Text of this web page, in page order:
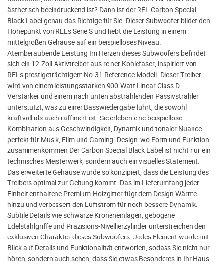
ästhetisch beeindruckend ist? Dann ist der REL Carbon Special
Black Label genau das Richtige für Sie. Dieser Subwoofer bildet den
Höhepunkt von RELs Serie S und hebt die Leistung in einem
mittelgroßen Gehäuse auf ein beispielloses Niveau.
Atemberaubende Leistung Im Herzen dieses Subwoofers befindet
sich ein 12-Zoll-Aktivtreiber aus reiner Kohlefaser, inspiriert von
RELs prestigeträchtigem No.31 Reference-Modell. Dieser Treiber
wird von einem leistungsstarken 900-Watt Linear Class D-
Verstärker und einem nach unten abstrahlenden Passivstrahler
unterstützt, was zu einer Basswiedergabe führt, die sowohl
kraftvoll als auch raffiniert ist. Sie erleben eine beispiellose
Kombination aus Geschwindigkeit, Dynamik und tonaler Nuance –
perfekt für Musik, Film und Gaming. Design, wo Form und Funktion
zusammenkommen Der Carbon Special Black Label ist nicht nur ein
technisches Meisterwerk, sondern auch ein visuelles Statement.
Das erweiterte Gehäuse wurde so konzipiert, dass die Leistung des
Treibers optimal zur Geltung kommt. Das im Lieferumfang jeder
Einheit enthaltene Premium-Holzgitter fügt dem Design Wärme
hinzu und verbessert den Luftstrom für noch bessere Dynamik.
Subtile Details wie schwarze Kroneneinlagen, gebogene
Edelstahlgriffe und Präzisions-Nivellierzylinder unterstreichen den
exklusiven Charakter dieses Subwoofers. Jedes Element wurde mit
Blick auf Details und Funktionalität entworfen, sodass Sie nicht nur
hören, sondern auch sehen, dass Sie etwas Besonderes in Ihr Haus